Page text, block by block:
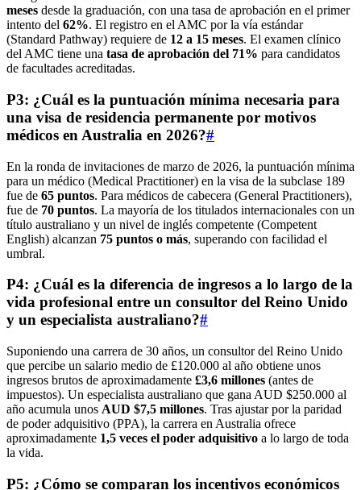
meses desde la graduación, con una tasa de aprobación en el primer
intento del 62%. El registro en el AMC por la vía estándar
(Standard Pathway) requiere de 12 a 15 meses. El examen clínico
del AMC tiene una tasa de aprobación del 71% para candidatos
de facultades acreditadas.
P3: ¿Cuál es la puntuación mínima necesaria para
una visa de residencia permanente por motivos
médicos en Australia en 2026?#
En la ronda de invitaciones de marzo de 2026, la puntuación mínima
para un médico (Medical Practitioner) en la visa de la subclase 189
fue de 65 puntos. Para médicos de cabecera (General Practitioners),
fue de 70 puntos. La mayoría de los titulados internacionales con un
título australiano y un nivel de inglés competente (Competent
English) alcanzan 75 puntos o más, superando con facilidad el
umbral.
P4: ¿Cuál es la diferencia de ingresos a lo largo de la
vida profesional entre un consultor del Reino Unido
y un especialista australiano?#
Suponiendo una carrera de 30 años, un consultor del Reino Unido
que percibe un salario medio de £120.000 al año obtiene unos
ingresos brutos de aproximadamente £3,6 millones (antes de
impuestos). Un especialista australiano que gana AUD $250.000 al
año acumula unos AUD $7,5 millones. Tras ajustar por la paridad
de poder adquisitivo (PPA), la carrera en Australia ofrece
aproximadamente 1,5 veces el poder adquisitivo a lo largo de toda
la vida.
P5: ¿Cómo se comparan los incentivos económicos